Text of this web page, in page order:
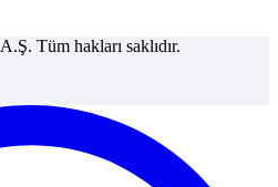
Tüm hakları saklıdır.